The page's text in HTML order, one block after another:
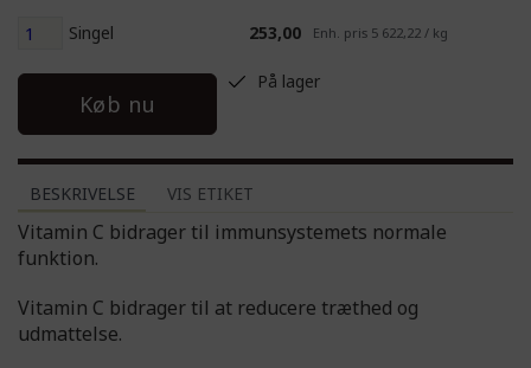
Singel 253,00 Enh. pris 5 622,22 / kg
Køb nu
På lager
BESKRIVELSE VIS ETIKET
Vitamin C bidrager til immunsystemets normale
funktion.
Vitamin C bidrager til at reducere træthed og
udmattelse.